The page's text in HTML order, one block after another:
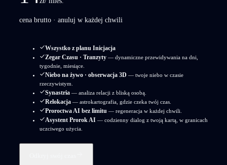
cena brutto · anuluj w każdej chwili
Wszystko z planu Inicjacja
Zegar Czasu · Tranzyty — dynamiczne przewidywania na dni,
tygodnie, miesiące.
Niebo na żywo · obserwacja 3D — twoje niebo w czasie
rzeczywistym.
Synastria — analiza relacji z bliską osobą.
Relokacja — astrokartografia, gdzie czeka twój czas.
Proroctwa AI bez limitu — regeneracja w każdej chwili.
Asystent Prorok AI — codzienny dialog z twoją kartą, w granicach
uczciwego użycia.